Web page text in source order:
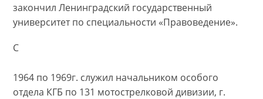
закончил Ленинградский государственный
университет по специальности «Правоведение».
С
1964 по 1969г. служил начальником особого
отдела КГБ по 131 мотострелковой дивизии, г.